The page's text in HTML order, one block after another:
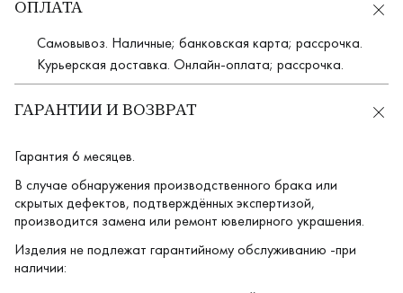
ОПЛАТА
Самовывоз. Наличные; банковская карта; рассрочка.
Курьерская доставка. Онлайн-оплата; рассрочка.
ГАРАНТИИ И ВОЗВРАТ
Гарантия 6 месяцев.
В случае обнаружения производственного брака или
скрытых дефектов, подтверждённых экспертизой,
производится замена или ремонт ювелирного украшения.
Изделия не подлежат гарантийному обслуживанию -при
наличии: